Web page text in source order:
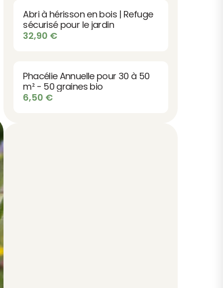
Abri à hérisson en bois | Refuge
sécurisé pour le jardin
32,90 €
Phacélie Annuelle pour 30 à 50
m² - 50 graines bio
6,50 €